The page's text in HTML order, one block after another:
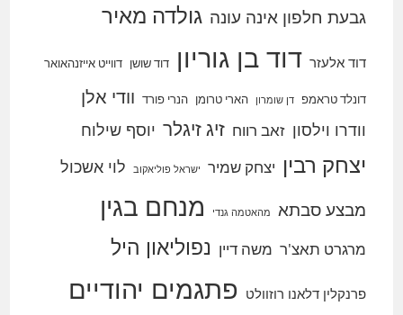
גבעת חלפון אינה עונה גולדה מאיר
דוד אלעזר דוד בן גוריון דוד שושן דווייט אייזנהאואר
דונלד טראמפ דן שומרון הארי טרומן הנרי פורד וודי אלן
וודרו וילסון זאב רווח זיג זיגלר יוסף שילוח
יצחק רבין יצחק שמיר ישראל פוליאקוב לוי אשכול
מבצע סבתא מהאטמה גנדי מנחם בגין
מרגרט תאצ'ר משה דיין נפוליאון היל
פרנקלין דלאנו רוזוולט פתגמים יהודיים